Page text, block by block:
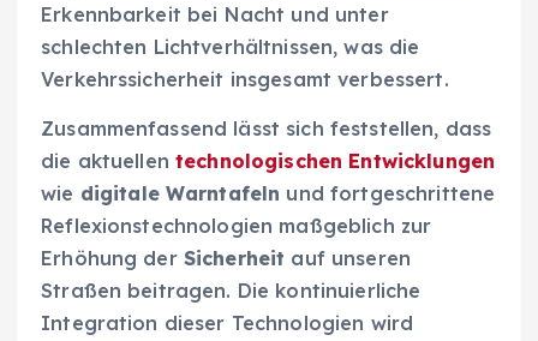
Erkennbarkeit bei Nacht und unter
schlechten Lichtverhältnissen, was die
Verkehrssicherheit insgesamt verbessert.
Zusammenfassend lässt sich feststellen, dass
die aktuellentechnologischen Entwicklungen
wie digitale Warntafeln und fortgeschrittene
Reflexionstechnologien maßgeblich zur
Erhöhung der Sicherheit auf unseren
Straßen beitragen. Die kontinuierliche
Integration dieser Technologien wird